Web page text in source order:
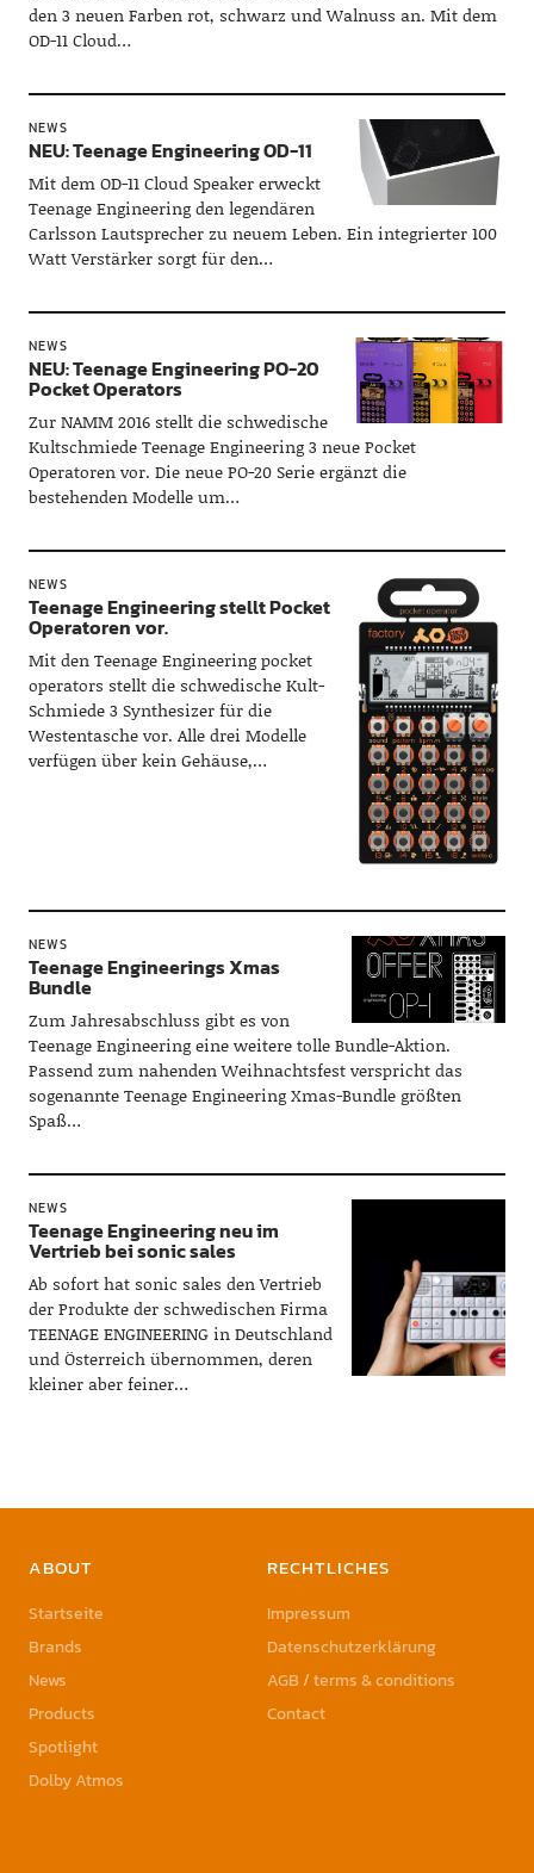
den 3 neuen Farben rot, schwarz und Walnuss an. Mit dem
OD-11 Cloud…
NEWS
NEU: Teenage Engineering OD-11
Mit dem OD-11 Cloud Speaker erweckt
Teenage Engineering den legendären
Carlsson Lautsprecher zu neuem Leben. Ein integrierter 100
Watt Verstärker sorgt für den…
NEWS
NEU: Teenage Engineering PO-20
Pocket Operators
Zur NAMM 2016 stellt die schwedische
Kultschmiede Teenage Engineering 3 neue Pocket
Operatoren vor. Die neue PO-20 Serie ergänzt die
bestehenden Modelle um…
NEWS
Teenage Engineering stellt Pocket
Operatoren vor.
Mit den Teenage Engineering pocket
operators stellt die schwedische Kult-
Schmiede 3 Synthesizer für die
Westentasche vor. Alle drei Modelle
verfügen über kein Gehäuse,…
NEWS
Teenage Engineerings Xmas
Bundle
Zum Jahresabschluss gibt es von
Teenage Engineering eine weitere tolle Bundle-Aktion.
Passend zum nahenden Weihnachtsfest verspricht das
sogenannte Teenage Engineering Xmas-Bundle größten
Spaß…
NEWS
Teenage Engineering neu im
Vertrieb bei sonic sales
Ab sofort hat sonic sales den Vertrieb
der Produkte der schwedischen Firma
TEENAGE ENGINEERING in Deutschland
und Österreich übernommen, deren
kleiner aber feiner…
ABOUT
Startseite
Brands
News
Products
Spotlight
Dolby Atmos
RECHTLICHES
Impressum
Datenschutzerklärung
AGB / terms & conditions
Contact